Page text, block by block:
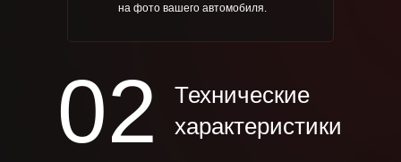
на фото вашего автомобиля.
Технические
характеристики
02